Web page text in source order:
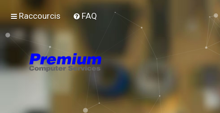
Raccourcis FAQ